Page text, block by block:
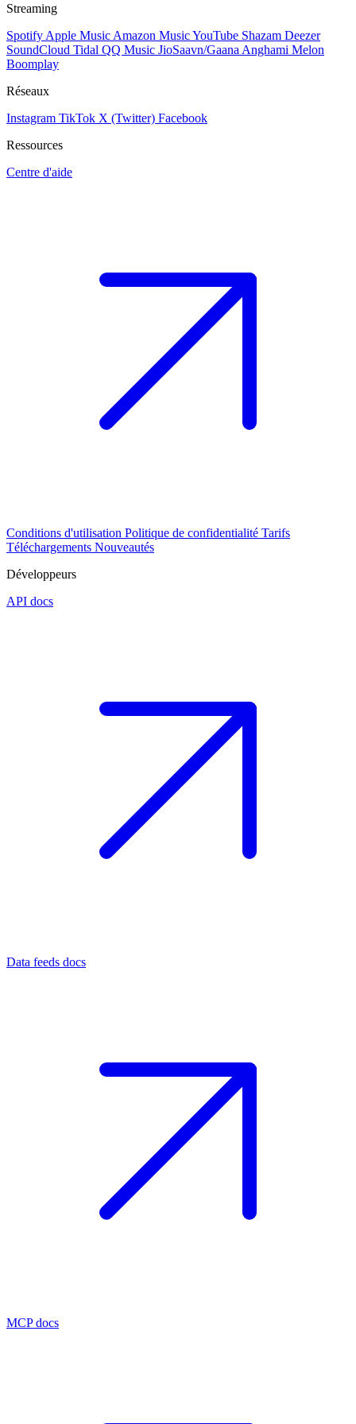
Streaming
Spotify Apple Music Amazon MusicYouTube Shazam Deezer
SoundCloud Tidal QQ Music JioSaavn/Gaana Anghami Melon
Boomplay
Réseaux
Instagram TikTok X (Twitter) Facebook
Ressources
Centre d'aide
Conditions d'utilisation Politique de confidentialité Tarifs
Téléchargements Nouveautés
Développeurs
API docs
Data feeds docs
MCP docs